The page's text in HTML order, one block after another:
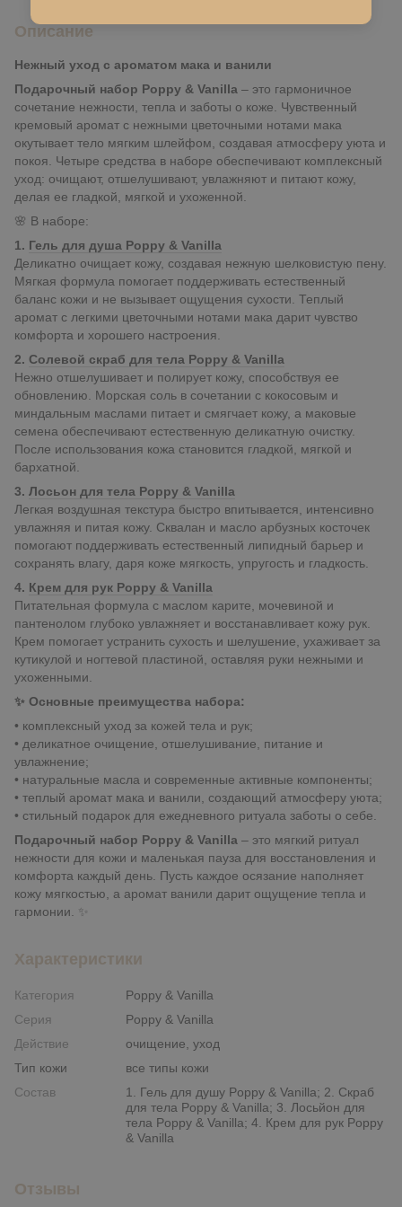
Описание
Нежный уход с ароматом мака и ванили
Подарочный набор Poppy & Vanilla – это гармоничное
сочетание нежности, тепла и заботы о коже. Чувственный
кремовый аромат с нежными цветочными нотами мака
окутывает тело мягким шлейфом, создавая атмосферу уюта и
покоя. Четыре средства в наборе обеспечивают комплексный
уход: очищают, отшелушивают, увлажняют и питают кожу,
делая ее гладкой, мягкой и ухоженной.
🌸 В наборе:
1. Гель для душа Poppy & Vanilla
Деликатно очищает кожу, создавая нежную шелковистую пену.
Мягкая формула помогает поддерживать естественный
баланс кожи и не вызывает ощущения сухости. Теплый
аромат с легкими цветочными нотами мака дарит чувство
комфорта и хорошего настроения.
2. Солевой скраб для тела Poppy & Vanilla
Нежно отшелушивает и полирует кожу, способствуя ее
обновлению. Морская соль в сочетании с кокосовым и
миндальным маслами питает и смягчает кожу, а маковые
семена обеспечивают естественную деликатную очистку.
После использования кожа становится гладкой, мягкой и
бархатной.
3. Лосьон для тела Poppy & Vanilla
Легкая воздушная текстура быстро впитывается, интенсивно
увлажняя и питая кожу. Сквалан и масло арбузных косточек
помогают поддерживать естественный липидный барьер и
сохранять влагу, даря коже мягкость, упругость и гладкость.
4. Крем для рук Poppy & Vanilla
Питательная формула с маслом карите, мочевиной и
пантенолом глубоко увлажняет и восстанавливает кожу рук.
Крем помогает устранить сухость и шелушение, ухаживает за
кутикулой и ногтевой пластиной, оставляя руки нежными и
ухоженными.
✨ Основные преимущества набора:
• комплексный уход за кожей тела и рук;
• деликатное очищение, отшелушивание, питание и
увлажнение;
• натуральные масла и современные активные компоненты;
• теплый аромат мака и ванили, создающий атмосферу уюта;
• стильный подарок для ежедневного ритуала заботы о себе.
Подарочный набор Poppy & Vanilla – это мягкий ритуал
нежности для кожи и маленькая пауза для восстановления и
комфорта каждый день. Пусть каждое осязание наполняет
кожу мягкостью, а аромат ванили дарит ощущение тепла и
гармонии. ✨
Характеристики
Категория
Poppy & Vanilla
Серия
Poppy & Vanilla
Действие
очищение, уход
Тип кожи
все типы кожи
Состав
1. Гель для душу Poppy & Vanilla; 2. Скраб
для тела Poppy & Vanilla; 3. Лосьйон для
тела Poppy & Vanilla; 4. Крем для рук Poppy
& Vanilla
Отзывы